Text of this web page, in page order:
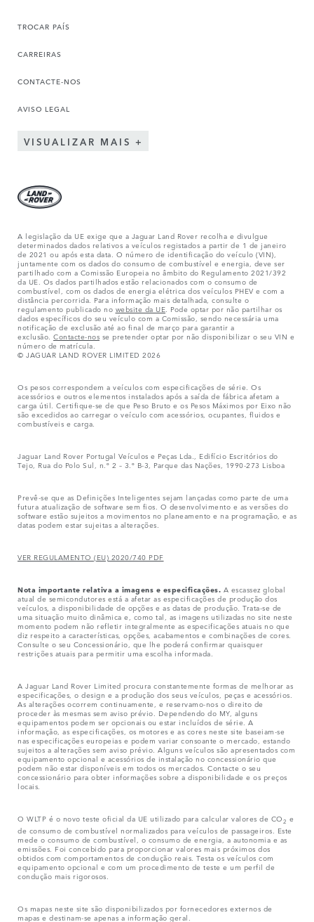
TROCAR PAÍS
CARREIRAS
CONTACTE-NOS
AVISO LEGAL
VISUALIZAR MAIS
A legislação da UE exige que a Jaguar Land Rover recolha e divulgue
determinados dados relativos a veículos registados a partir de 1 de janeiro
de 2021 ou após esta data. O número de identificação do veículo (VIN),
juntamente com os dados do consumo de combustível e energia, deve ser
partilhado com a Comissão Europeia no âmbito do Regulamento 2021/392
da UE. Os dados partilhados estão relacionados com o consumo de
combustível, com os dados de energia elétrica dos veículos PHEV e com a
distância percorrida. Para informação mais detalhada, consulte o
regulamento publicado no website da UE. Pode optar por não partilhar os
dados específicos do seu veículo com a Comissão, sendo necessária uma
notificação de exclusão até ao final de março para garantir a
exclusão. Contacte-nos se pretender optar por não disponibilizar o seu VIN e
número de matrícula.
© JAGUAR LAND ROVER LIMITED 2026
Os pesos correspondem a veículos com especificações de série. Os
acessórios e outros elementos instalados após a saída de fábrica afetam a
carga útil. Certifique-se de que Peso Bruto e os Pesos Máximos por Eixo não
são excedidos ao carregar o veículo com acessórios, ocupantes, fluidos e
combustíveis e carga.
Jaguar Land Rover Portugal Veículos e Peças Lda., Edifício Escritórios do
Tejo, Rua do Polo Sul, n.º 2 – 3.º B-3, Parque das Nações, 1990-273 Lisboa
Prevê-se que as Definições Inteligentes sejam lançadas como parte de uma
futura atualização de software sem fios. O desenvolvimento e as versões do
software estão sujeitos a movimentos no planeamento e na programação, e as
datas podem estar sujeitas a alterações.
VER REGULAMENTO (EU) 2020/740 PDF
Nota importante relativa a imagens e especificações. A escassez global
atual de semicondutores está a afetar as especificações de produção dos
veículos, a disponibilidade de opções e as datas de produção. Trata-se de
uma situação muito dinâmica e, como tal, as imagens utilizadas no site neste
momento podem não refletir integralmente as especificações atuais no que
diz respeito a características, opções, acabamentos e combinações de cores.
Consulte o seu Concessionário, que lhe poderá confirmar quaisquer
restrições atuais para permitir uma escolha informada.
A Jaguar Land Rover Limited procura constantemente formas de melhorar as
especificações, o design e a produção dos seus veículos, peças e acessórios.
As alterações ocorrem continuamente, e reservamo-nos o direito de
proceder às mesmas sem aviso prévio. Dependendo do MY, alguns
equipamentos podem ser opcionais ou estar incluídos de série. A
informação, as especificações, os motores e as cores neste site baseiam-se
nas especificações europeias e podem variar consoante o mercado, estando
sujeitos a alterações sem aviso prévio. Alguns veículos são apresentados com
equipamento opcional e acessórios de instalação no concessionário que
podem não estar disponíveis em todos os mercados. Contacte o seu
concessionário para obter informações sobre a disponibilidade e os preços
locais.
O WLTP é o novo teste oficial da UE utilizado para calcular valores de CO2 e
de consumo de combustível normalizados para veículos de passageiros. Este
mede o consumo de combustível, o consumo de energia, a autonomia e as
emissões. Foi concebido para proporcionar valores mais próximos dos
obtidos com comportamentos de condução reais. Testa os veículos com
equipamento opcional e com um procedimento de teste e um perfil de
condução mais rigorosos.
Os mapas neste site são disponibilizados por fornecedores externos de
mapas e destinam-se apenas a informação geral.